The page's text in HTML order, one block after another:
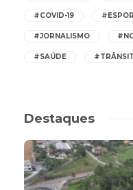
#COVID-19
#JORNALISMO
#SAÚDE
Destaques